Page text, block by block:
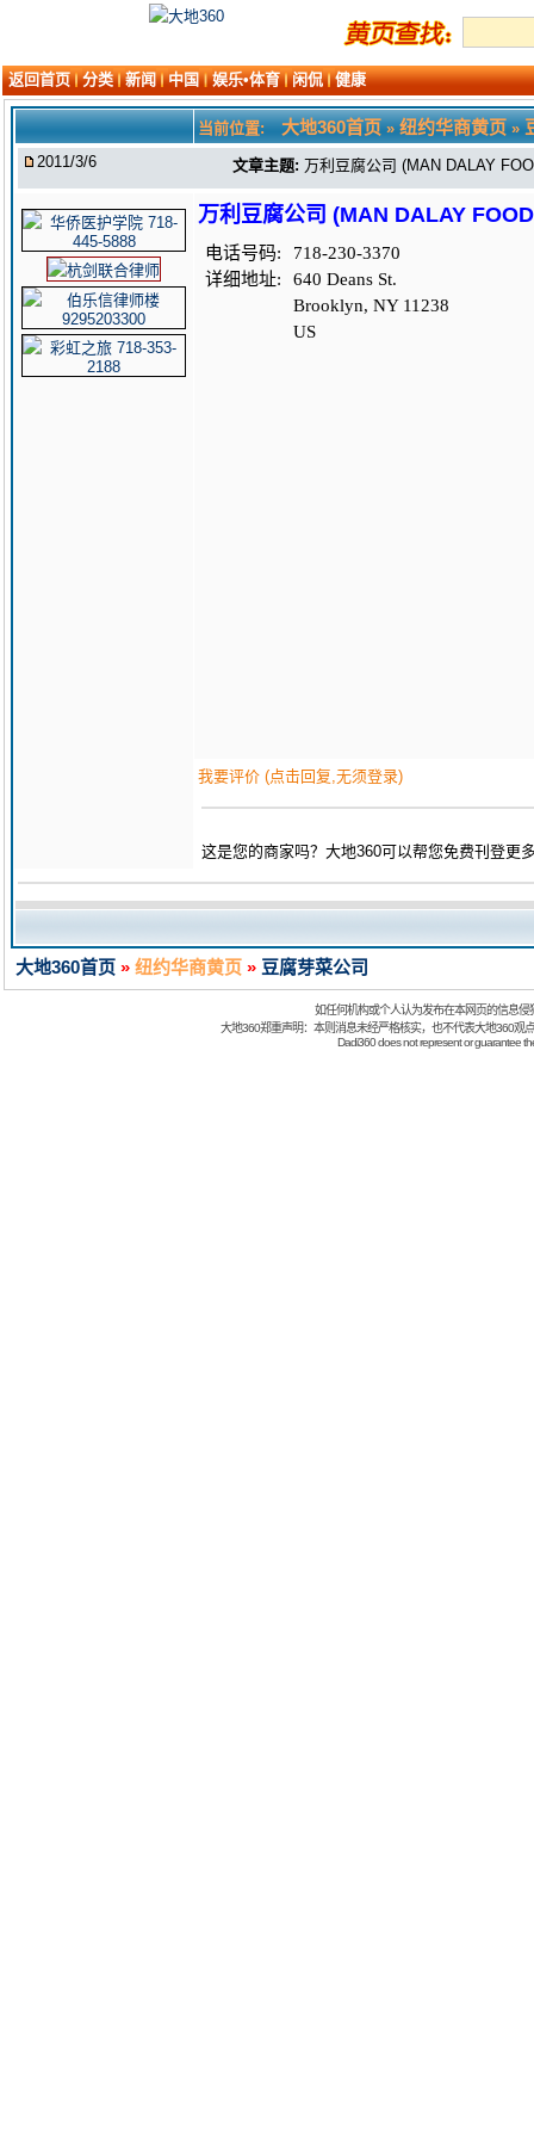
返回首页 分类 新闻 中国 娱乐•体育 闲侃 健康
当前位置: 大地360首页»纽约华商黄页»
2011/3/6 文章主题: 万利豆腐公司 (MAN DALAY
万利豆腐公司 (MAN DALAY
电话号码:
详细地址:
718-230-3370
640 Deans St.
Brooklyn, NY 11238
US
我要评价 (点击回复,无须登录)
这是您的商家吗？大地360可以帮您免费刊登更
大地360首页 » 纽约华商黄页 » 豆腐芽菜公司
如任何机构或个人认为发布在本网页的信息
大地360郑重声明：本则消息未经严格核实，也不代表大地360观
Dadi360 does not represent or guarantee